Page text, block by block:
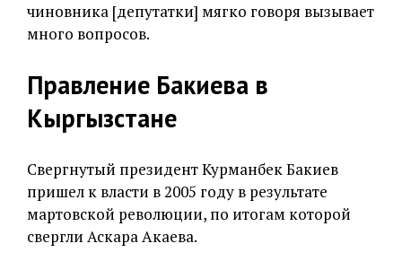
чиновника [депутатки] мягко говоря вызывает
много вопросов.
Правление Бакиева в
Кыргызстане
Свергнутый президент Курманбек Бакиев
пришел к власти в 2005 году в результате
мартовской революции, по итогам которой
свергли Аскара Акаева.